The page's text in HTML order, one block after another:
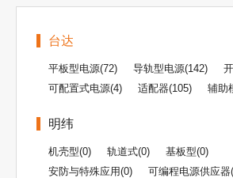
台达
平板型电源(72) 导轨型电源(142)
可配置式电源(4)
适配器(105) 辅助
明纬
机壳型(0) 轨道式(0)
基板型(0)
安防与特殊应用(0)
可编程电源供应器